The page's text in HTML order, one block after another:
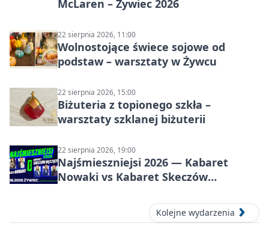
McLaren – Żywiec 2026
22 sierpnia 2026, 11:00
Wolnostojące świece sojowe od
podstaw – warsztaty w Żywcu
22 sierpnia 2026, 15:00
Biżuteria z topionego szkła –
warsztaty szklanej biżuterii
22 sierpnia 2026, 19:00
Najśmieszniejsi 2026 — Kabaret
Nowaki vs Kabaret Skeczów
Kolejne wydarzenia